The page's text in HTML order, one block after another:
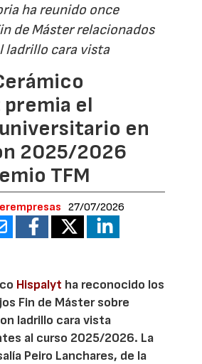
ha reunido once
de Máster relacionados
ladrillo cara vista
el
en
2025/2026
TFM
27/07/2026
Hispalyt ha reconocido los
Fin de Máster sobre
ladrillo cara vista
al curso 2025/2026. La
Peiro Lanchares, de la